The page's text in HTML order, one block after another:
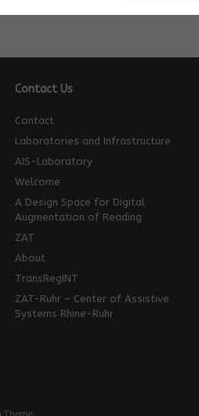
Contact Us
Contact
Laboratories and Infrastructure
AIS-Laboratory
Welcome
A Design Space for Digital
Augmentation of Reading
ZAT
About
TransRegINT
ZAT-Ruhr – Center of Assistive
Systems Rhine-Ruhr
Theme